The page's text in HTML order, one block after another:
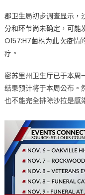
郡卫生局初步调查显示，
分和环节尚未确定，可能
O157:H7菌株为此次疫情
疗。
密苏里州卫生厅已于本周
结果预计将于本周公布。
也不能完全排除沙拉是感